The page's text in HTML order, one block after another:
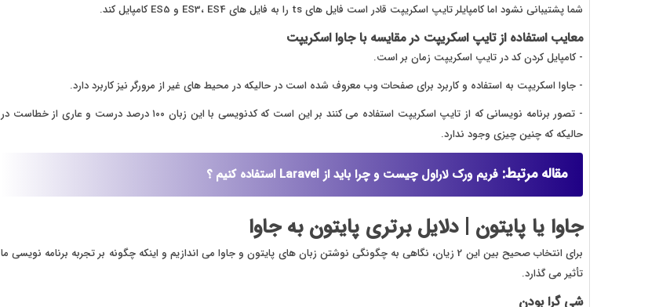
شما پشتیبانی نشود اما کامپایلر تایپ اسکریپت قادر است فایل های ts را به فایل های ES3، ES4 و ES5 کامپایل کند.
معایب استفاده از تایپ اسکریپت در مقایسه با جاوا اسکریپت
- کامپایل کردن کد در تایپ اسکریپت زمان بر است.
- جاوا اسکریپت به استفاده و کاربرد برای صفحات وب معروف شده است در حالیکه در محیط های غیر از مرورگر نیز کاربرد دارد.
- تصور برنامه نویسانی که از تایپ اسکریپت استفاده می کنند بر این است که کدنویسی با این زبان ۱۰۰ درصد درست و عاری از خطاست در
حالیکه که چنین چیزی وجود ندارد.
مقاله مرتبط: فریم ورک لاراول چیست و چرا باید از Laravel استفاده کنیم ؟
جاوا یا پایتون | دلایل برتری پایتون به جاوا
برای انتخاب صحیح بین این 2 زیان، نگاهی به چگونگی نوشتن زبان های پایتون و جاوا می اندازیم و اینکه چگونه بر تجربه برنامه نویسی ما
تأثیر می گذارد.
شی گرا بودن